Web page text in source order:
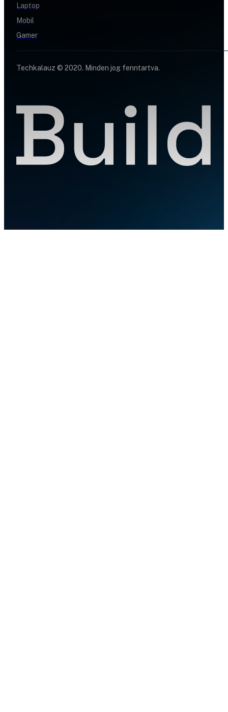
Laptop
Mobil
Gamer
Techkalauz © 2020. Minden jog fenntartva.